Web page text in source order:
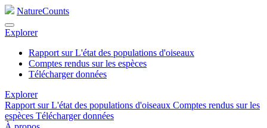
NatureCounts
Explorer
Rapport sur L'état des populations d'oiseaux
Comptes rendus sur les espèces
Télécharger données
Explorer
Rapport sur L'état des populations d'oiseaux Comptes rendus sur les
espèces Télécharger données